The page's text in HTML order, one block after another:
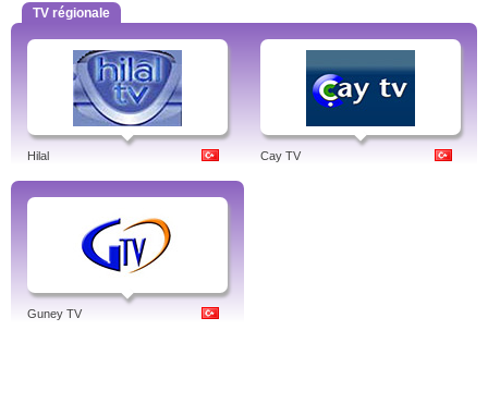
TV régionale
Hilal Cay TV
Guney TV